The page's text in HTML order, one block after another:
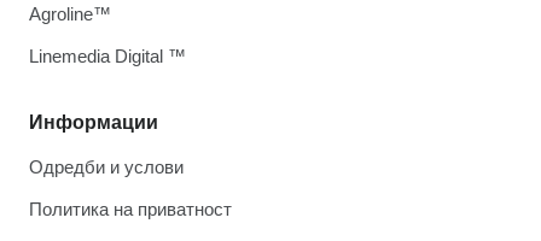
Информации
Одредби и услови
Политика на приватност
Agroline™
Linemedia Digital ™